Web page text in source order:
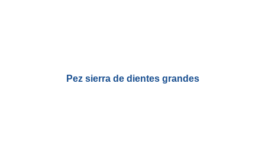
Pez sierra de dientes grandes